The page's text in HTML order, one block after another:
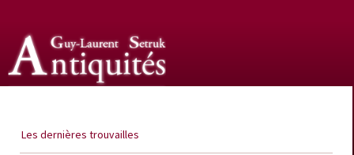
Les dernières trouvailles